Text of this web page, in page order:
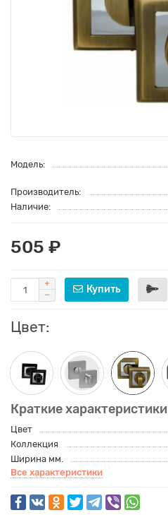
Модель:
Производитель:
Наличие:
505 ₽
Купить
Цвет:
Краткие характеристики
Цвет
Коллекция
Ширина мм.
Все характеристики